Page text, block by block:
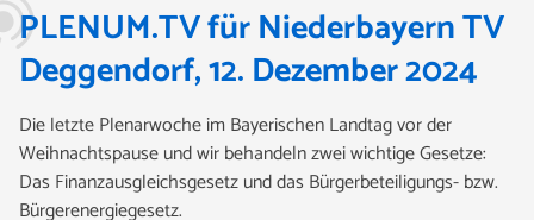
PLENUM.TV für Niederbayern TV
Deggendorf, 12. Dezember 2024
Die letzte Plenarwoche im Bayerischen Landtag vor der
Weihnachtspause und wir behandeln zwei wichtige Gesetze:
Das Finanzausgleichsgesetz und das Bürgerbeteiligungs- bzw.
Bürgerenergiegesetz.